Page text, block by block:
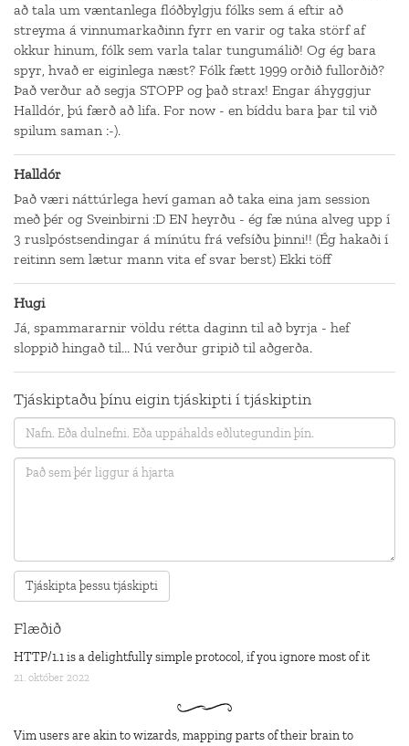
að tala um væntanlega flóðbylgju fólks sem á eftir að
streyma á vinnumarkaðinn fyrr en varir og taka störf af
okkur hinum, fólk sem varla talar tungumálið! Og ég bara
spyr, hvað er eiginlega næst? Fólk fætt 1999 orðið fullorðið?
Það verður að segja STOPP og það strax! Engar áhyggjur
Halldór, þú færð að lifa. For now - en bíddu bara þar til við
spilum saman :-).
Halldór
Það væri náttúrlega heví gaman að taka eina jam session
með þér og Sveinbirni :D EN heyrðu - ég fæ núna alveg upp í
3 ruslpóstsendingar á mínútu frá vefsíðu þinni!! (Ég hakaði í
reitinn sem lætur mann vita ef svar berst) Ekki töff
Hugi
Já, spammararnir völdu rétta daginn til að byrja - hef
sloppið hingað til... Nú verður gripið til aðgerða.
Tjáskiptaðu þínu eigin tjáskipti í tjáskiptin
Flæðið
HTTP/1.1 is a delightfully simple protocol, if you ignore most of it
21. október 2022
Vim users are akin to wizards, mapping parts of their brain to